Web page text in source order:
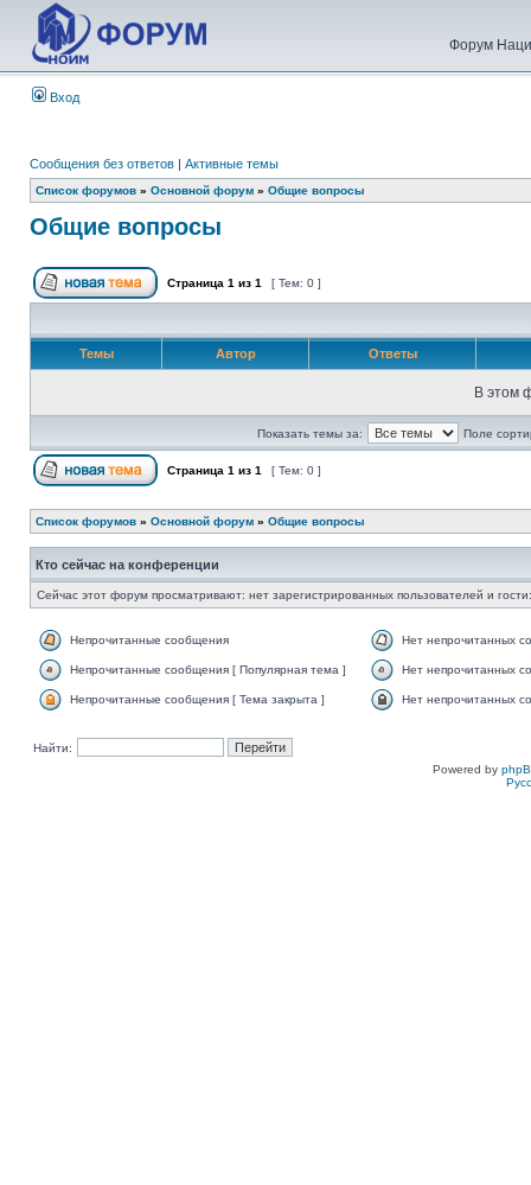
Форум
Вход
Сообщения без ответов | Активные темы
Список форумов » Основной форум » Общие вопросы
Общие вопросы
Страница 1 из 1 [ Тем: 0 ]
Темы Автор Ответы
В этом
Показать темы за: Поле
Страница 1 из 1 [ Тем: 0 ]
Список форумов » Основной форум » Общие вопросы
Кто сейчас на конференции
Сейчас этот форум просматривают: нет зарегистрированных пользователей и
Непрочитанные сообщения Нет непрочитанных
Непрочитанные сообщения [ Популярная тема ] Нет непрочитанных
Непрочитанные сообщения [ Тема закрыта ] Нет непрочитанных
Найти:
Powered by